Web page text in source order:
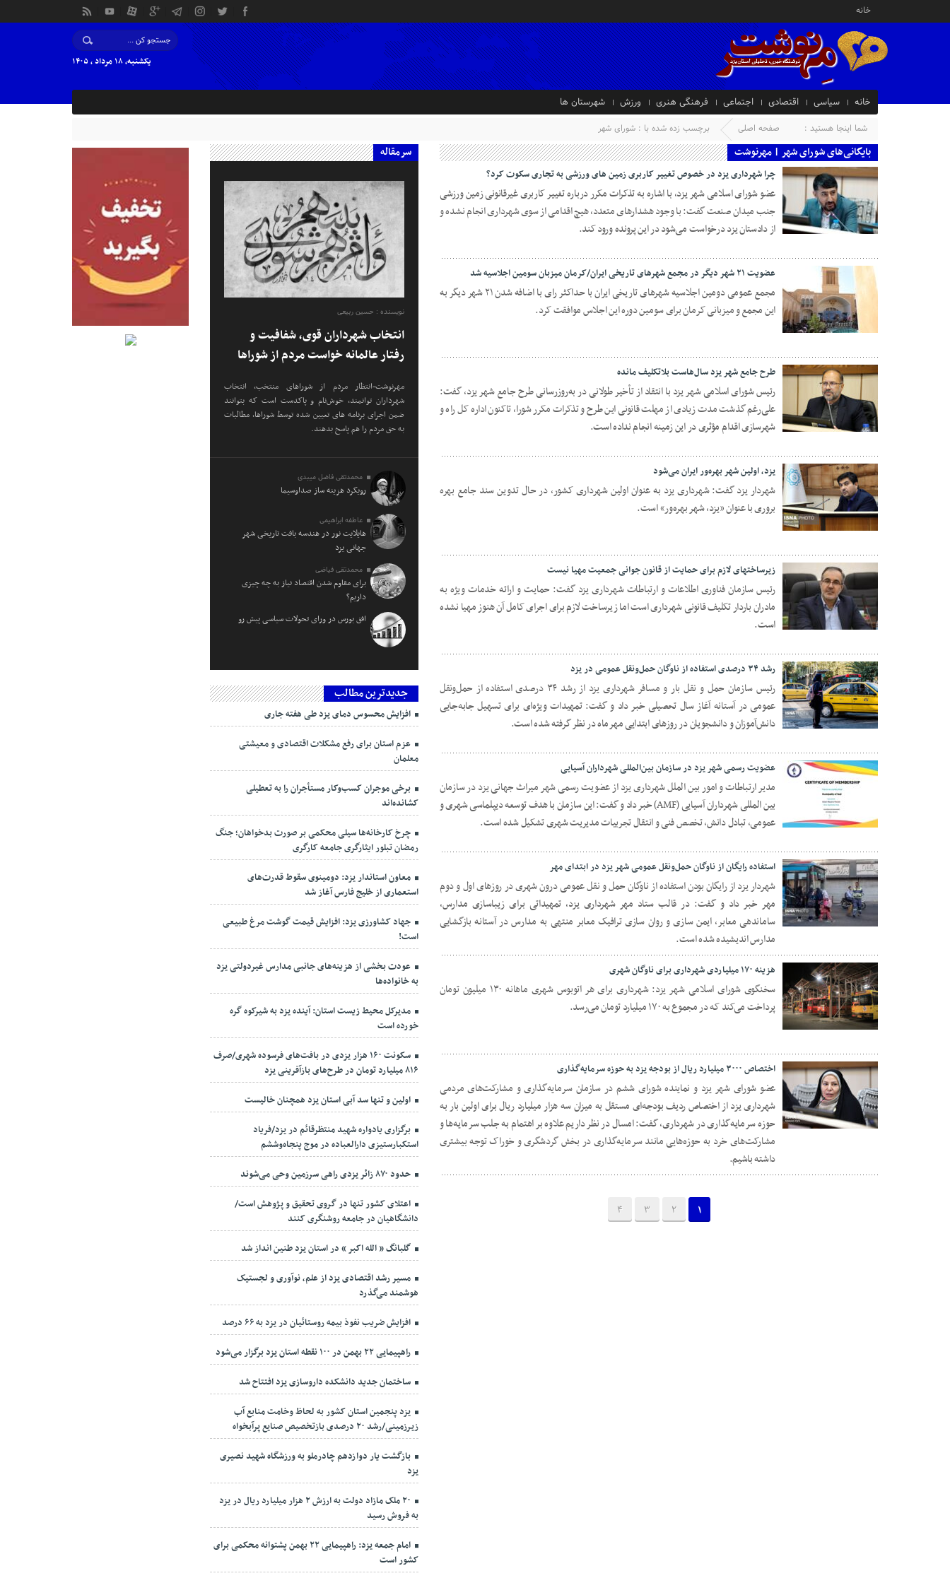
خانه
یکشنبه, ۱۸ مرداد , ۱۴۰۵
خانه سیاسی اقتصادی اجتماعی فرهنگی هنری ورزش شهرستان ها
شما اینجا هستید : صفحه اصلی برچسب زده شده با : شورای شهر
بایگانی‌های شورای شهر | مهرنوشت
04 دسامبر 2025
چرا شهرداری یزد در خصوص تغییر کاربری‌ زمین های ورزشی به تجاری سکوت کرد؟
عضو شورای اسلامی شهر یزد، با اشاره به تذکرات مکرر درباره تغییر کاربری غیرقانونی زمین ورزشی
جنب میدان صنعت گفت: با وجود هشدارهای متعدد، هیچ اقدامی از سوی شهرداری انجام نشده و
از دادستان یزد درخواست می‌شود در این پرونده ورود کند.
عضویت ۲۱ شهر دیگر در مجمع شهرهای تاریخی ایران/کرمان میزبان سومین اجلاسیه شد
مجمع عمومی دومین اجلاسیه شهرهای تاریخی ایران با حداکثر رای با اضافه شدن ۲۱ شهر دیگر به
این مجمع و میزبانی کرمان برای سومین دوره این اجلاس موافقت کرد.
11 اکتبر 2025
طرح جامع شهر یزد سال‌هاست بلاتکلیف مانده
رئیس شورای اسلامی شهر یزد با انتقاد از تأخیر طولانی در به‌روزرسانی طرح جامع شهر یزد، گفت:
علی‌رغم گذشت مدت زیادی از مهلت قانونی این طرح و تذکرات مکرر شورا، تاکنون اداره‌ کل راه و
شهرسازی اقدام مؤثری در این زمینه انجام نداده است.
04 اکتبر 2025
یزد، اولین شهر بهره‌ور ایران می‌شود
شهردار یزد گفت: شهرداری یزد به عنوان اولین شهرداری کشور، در حال تدوین سند جامع بهره
بروری با عنوان «یزد، شهر بهره‌ور» است.
23 سپتامبر 2025
زیرساختهای لازم برای حمایت از قانون جوانی جمعیت مهیا نیست
رئیس سازمان فناوری اطلاعات و ارتباطات شهرداری یزد گفت: حمایت و ارائه خدمات ویژه به
مادران باردار تکلیف قانونی شهرداری است اما زیرساخت لازم برای اجرای کامل آن هنوز مهیا نشده
است.
21 سپتامبر 2025
رشد ۳۴ درصدی استفاده از ناوگان حمل‌ونقل عمومی‌ در یزد
رئیس سازمان حمل و نقل بار و مسافر شهرداری یزد از رشد ۳۴ درصدی استفاده از حمل‌ونقل
عمومی در آستانه آغاز سال تحصیلی خبر داد و گفت: تمهیدات ویژه‌ای برای تسهیل جابه‌جایی
دانش‌آموزان و دانشجویان در روزهای ابتدایی مهرماه در نظر گرفته شده است.
09 سپتامبر 2025
عضویت رسمی شهر یزد در سازمان بین‌المللی شهرداران آسیایی
مدیر ارتباطات و امور بین الملل شهرداری یزد از عضویت رسمی شهر میراث جهانی یزد در سازمان
بین المللی شهرداران آسیایی (AMF) خبر داد و گفت: این سازمان با هدف توسعه دیپلماسی شهری و
عمومی، تبادل دانش، تخصص فنی و انتقال تجربیات مدیریت شهری تشکیل شده است.
01 سپتامبر 2025
استفاده رایگان از ناوگان حمل‌ونقل عمومی شهر یزد در ابتدای مهر
شهردار یزد از رایگان بودن استفاده از ناوگان حمل و نقل عمومی درون شهری در روزهای اول و دوم
مهر خبر داد و گفت: در قالب ستاد مهر شهرداری یزد، تمهیداتی برای زیباسازی مدارس،
ساماندهی معابر، ایمن سازی و روان سازی ترافیک معابر منتهی به مدارس در آستانه بازگشایی
مدارس اندیشیده شده است.
13 جولای 2025
هزینه ۱۷۰ میلیاردی شهرداری برای ناوگان شهری
سخنگوی شورای اسلامی شهر یزد: شهرداری برای هر اتوبوس شهری ماهانه ۱۳۰ میلیون تومان
پرداخت می‌کند که در مجموع به ۱۷۰ میلیارد تومان می‌رسد.
05 ژوئن 2025
اختصاص ۳۰۰۰ میلیارد ریال از بودجه یزد به حوزه سرمایه‌گذاری
عضو شورای شهر یزد و نماینده شورای ششم در سازمان سرمایه‌گذاری و مشارکت‌های مردمی
شهرداری یزد از اختصاص ردیف بودجه‌ای مستقل به میزان سه هزار میلیارد ریال برای اولین بار به
حوزه سرمایه‌گذاری در شهرداری، گفت: امسال در نظر داریم علاوه بر اهتمام به جلب سرمایه‌ها و
مشارکت‌های خرد به حوزه‌هایی مانند سرمایه‌گذاری در بخش گردشگری و خوراک توجه بیشتری
داشته باشیم.
1
2
3
4
سرمقاله
نویسنده : حسین ربیعی
انتخاب شهرداران قوی، شفافیت و
رفتار عالمانه خواست مردم از شوراها
مهرنوشت-انتظار مردم از شوراهای منتخب، انتخاب
شهرداران توانمند، خوش‌نام و پاکدست است که بتوانند
ضمن اجرای برنامه های تعیین شده توسط شوراها، مطالبات
به حق مردم را هم پاسخ بدهند.
محمدتقی فاضل میبدی
رویکرد هزینه ساز صداوسیما
عاطفه ابراهیمی
هایلایت نور در هندسه بافت تاریخی شهر
جهانی یزد
محمدتقی فیاضی
برای مقاوم شدن اقتصاد نیاز به چه چیزی
داریم؟
افق بورس در ورای تحولات سیاسی پیش‌ رو
جدیدترین مطالب
افزایش محسوس دمای یزد طی هفته جاری
عزم استان برای رفع مشکلات اقتصادی و معیشتی
معلمان
برخی موجران کسب‌وکار مستأجران را به تعطیلی
کشانده‌اند
چرخ کارخانه‌ها سیلی محکمی بر صورت بدخواهان؛ جنگ
رمضان تبلور ایثارگری جامعه کارگری
معاون استاندار یزد: دومینوی سقوط قدرت‌های
استعماری از خلیج فارس آغاز شد
جهاد کشاورزی یزد: افزایش قیمت گوشت مرغ طبیعی
است!
عودت بخشی از هزینه‌های جانبی مدارس غیردولتی یزد
به خانواده‌ها
مدیرکل محیط زیست استان: آینده یزد به شیرکوه گره
خورده است
سکونت ۱۶۰ هزار یزدی در بافت‌های فرسوده شهری/صرف
۸۱۶ میلیارد تومان در طرح‌های بازآفرینی یزد
اولین و تنها سد آبی استان یزد همچنان خالیست
برگزاری یادواره شهید منتظرقائم در یزد/فریاد
استکبارستیزی دارالعباده در موج پنجاه‌وششم
حدود ۸۷۰ زائر یزدی راهی سرزمین وحی می‌شوند
اعتلای کشور تنها در گروی تحقیق و پژوهش است/
دانشگاهیان در جامعه روشنگری کنند
گلبانگ « الله اکبر » در استان یزد طنین انداز شد
مسیر رشد اقتصادی یزد از علم، نوآوری و لجستیک
هوشمند می‌گذرد
افزایش ضریب نفوذ بیمه روستائیان در یزد به ۶۶ درصد
راهپیمایی ۲۲ بهمن در ۱۰۰ نقطه استان یزد برگزار می‌شود
ساختمان جدید دانشکده داروسازی یزد افتتاح شد
یزد پنجمین استان کشور به لحاظ وخامت منابع آب
زیرزمینی/رشد ۲۰ درصدی بازتخصیص صنایع پرآبخواه
بازگشت یار دوازدهم چادرملو به ورزشگاه شهید نصیری
یزد
۲۰ ملک مازاد دولت به ارزش ۲ هزار میلیارد ریال در یزد
به فروش رسید
امام جمعه یزد: راهپیمایی ۲۲ بهمن پشتوانه محکمی برای
کشور است